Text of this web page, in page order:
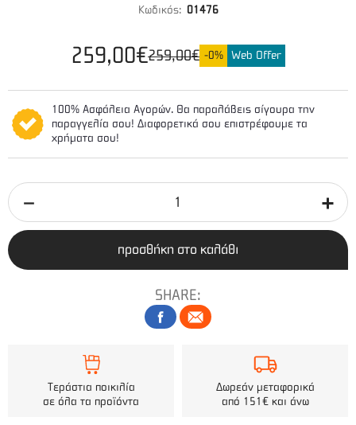
Κωδικός: 01476
259,00€259,00€ -0% Web Offer
100% Ασφάλεια Αγορών. Θα παραλάβεις σίγουρα την
παραγγελία σου! Διαφορετικά σου επιστρέφουμε τα
χρήματα σου!
προσθήκη στο καλάθι
SHARE:
Τεράστια ποικιλία
σε όλα τα προϊόντα
Δωρεάν μεταφορικά
από 151€ και άνω